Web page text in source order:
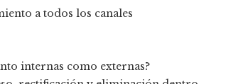
a todos los canales
internas como externas?